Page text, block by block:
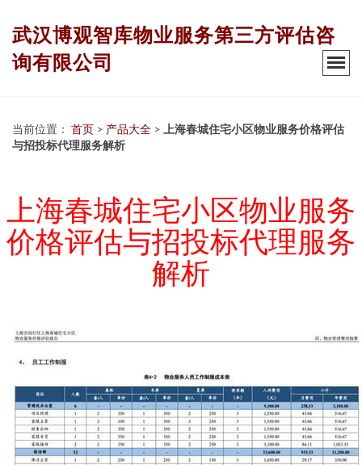
武汉博观智库物业服务第三方评估咨
询有限公司
当前位置： 首页 > 产品大全 >
上海春城住宅小区物业服务价格评估
与招投标代理服务解析
上海春城住宅小区物业服务
价格评估与招投标代理服务
解析